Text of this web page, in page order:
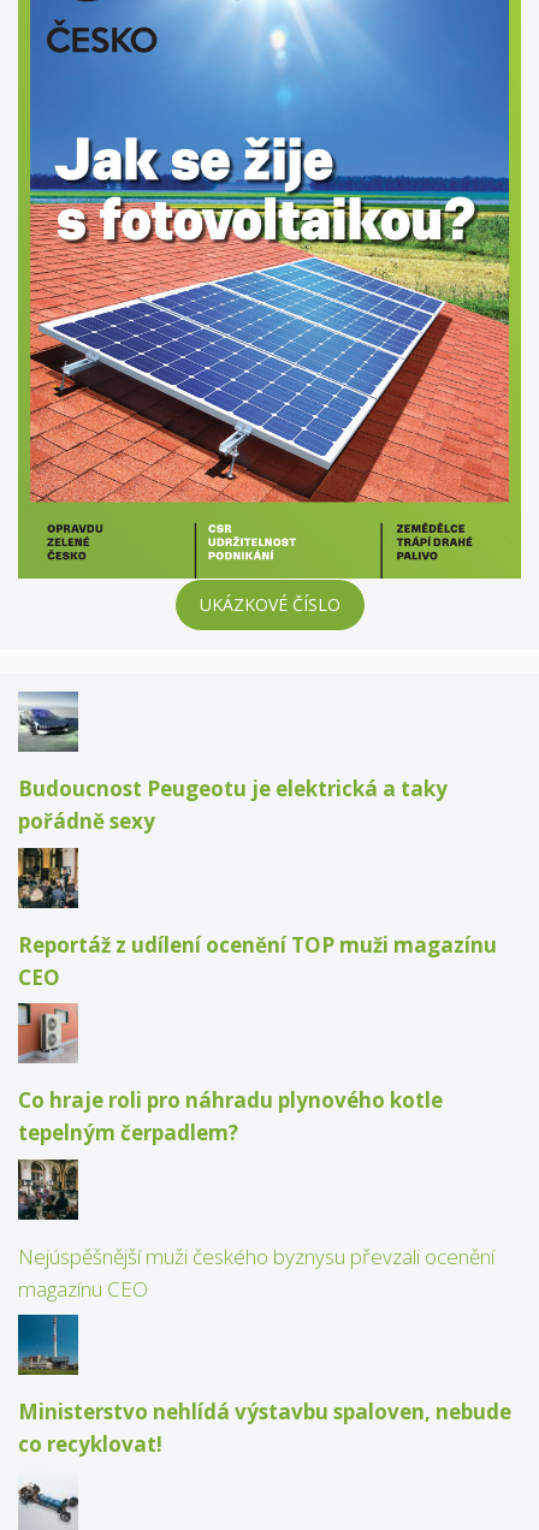
UKÁZKOVÉ ČÍSLO
Budoucnost Peugeotu je elektrická a taky
pořádně sexy
Reportáž z udílení ocenění TOP muži magazínu
CEO
Co hraje roli pro náhradu plynového kotle
tepelným čerpadlem?
Nejúspěšnější muži českého byznysu převzali ocenění
magazínu CEO
Ministerstvo nehlídá výstavbu spaloven, nebude
co recyklovat!